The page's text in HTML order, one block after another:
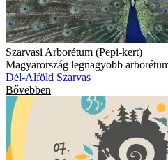
Szarvasi Arborétum (Pepi-kert)
Magyarország legnagyobb
Dél-Alföld Szarvas
Bővebben